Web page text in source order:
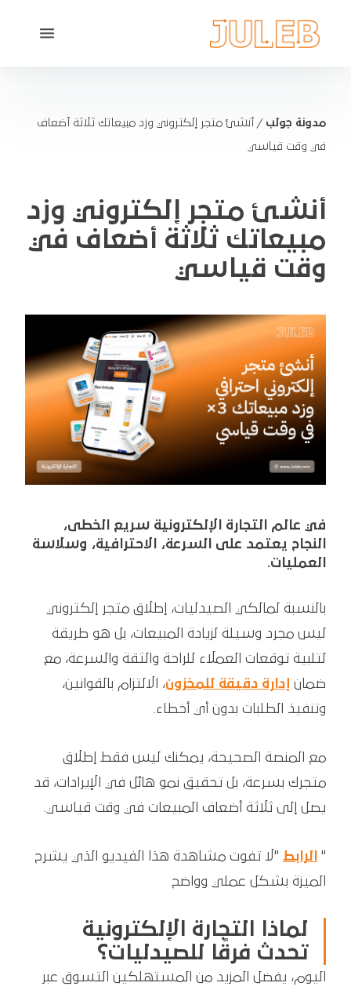
مدونة جولب / أنشئ متجر إلكتروني وزد مبيعاتك ثلاثة أضعاف
في وقت قياسي
أنشئ متجر إلكتروني وزد
مبيعاتك ثلاثة أضعاف في
وقت قياسي
في عالم التجارة الإلكترونية سريع الخطى،
النجاح يعتمد على السرعة، الاحترافية، وسلاسة
العمليات.
بالنسبة لمالكي الصيدليات، إطلاق متجر إلكتروني
ليس مجرد وسيلة لزيادة المبيعات، بل هو طريقة
لتلبية توقعات العملاء للراحة والثقة والسرعة، مع
ضمان
إدارة دقيقة للمخزون، الالتزام بالقوانين،
وتنفيذ الطلبات بدون أي أخطاء.
مع المنصة الصحيحة، يمكنك ليس فقط إطلاق
متجرك بسرعة، بل تحقيق نمو هائل في الإيرادات، قد
يصل إلى ثلاثة أضعاف المبيعات في وقت قياسي.
" الرابط "لا تفوت مشاهدة هذا الفيديو الذي يشرح
الميزة بشكل عملي وواضح
لماذا التجارة الإلكترونية
تحدث فرقًا للصيدليات؟
اليوم، يفضل المزيد من المستهلكين التسوق عبر